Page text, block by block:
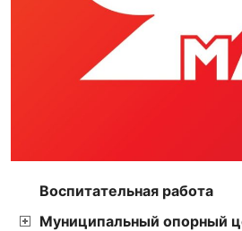
Воспитательная работа
Муниципальный опорный